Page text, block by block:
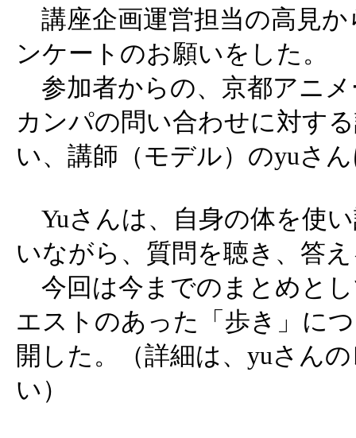
講座企画運営担当の高見か
ンケートのお願いをした。
参加者からの、京都アニ
カンパの問い合わせに対す
い、講師（モデル）のyuさ
Yuさんは、自身の体を使
いながら、質問を聴き、答
今回は今までのまとめと
エストのあった「歩き」に
開した。（詳細は、yuさん
い）